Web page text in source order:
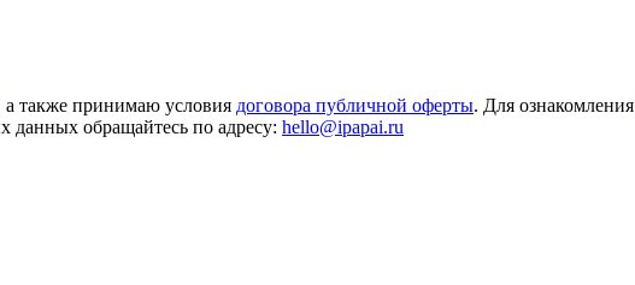
а также принимаю условия договора публичной оферты. Для ознакомления
данных обращайтесь по адресу: hello@ipapai.ru